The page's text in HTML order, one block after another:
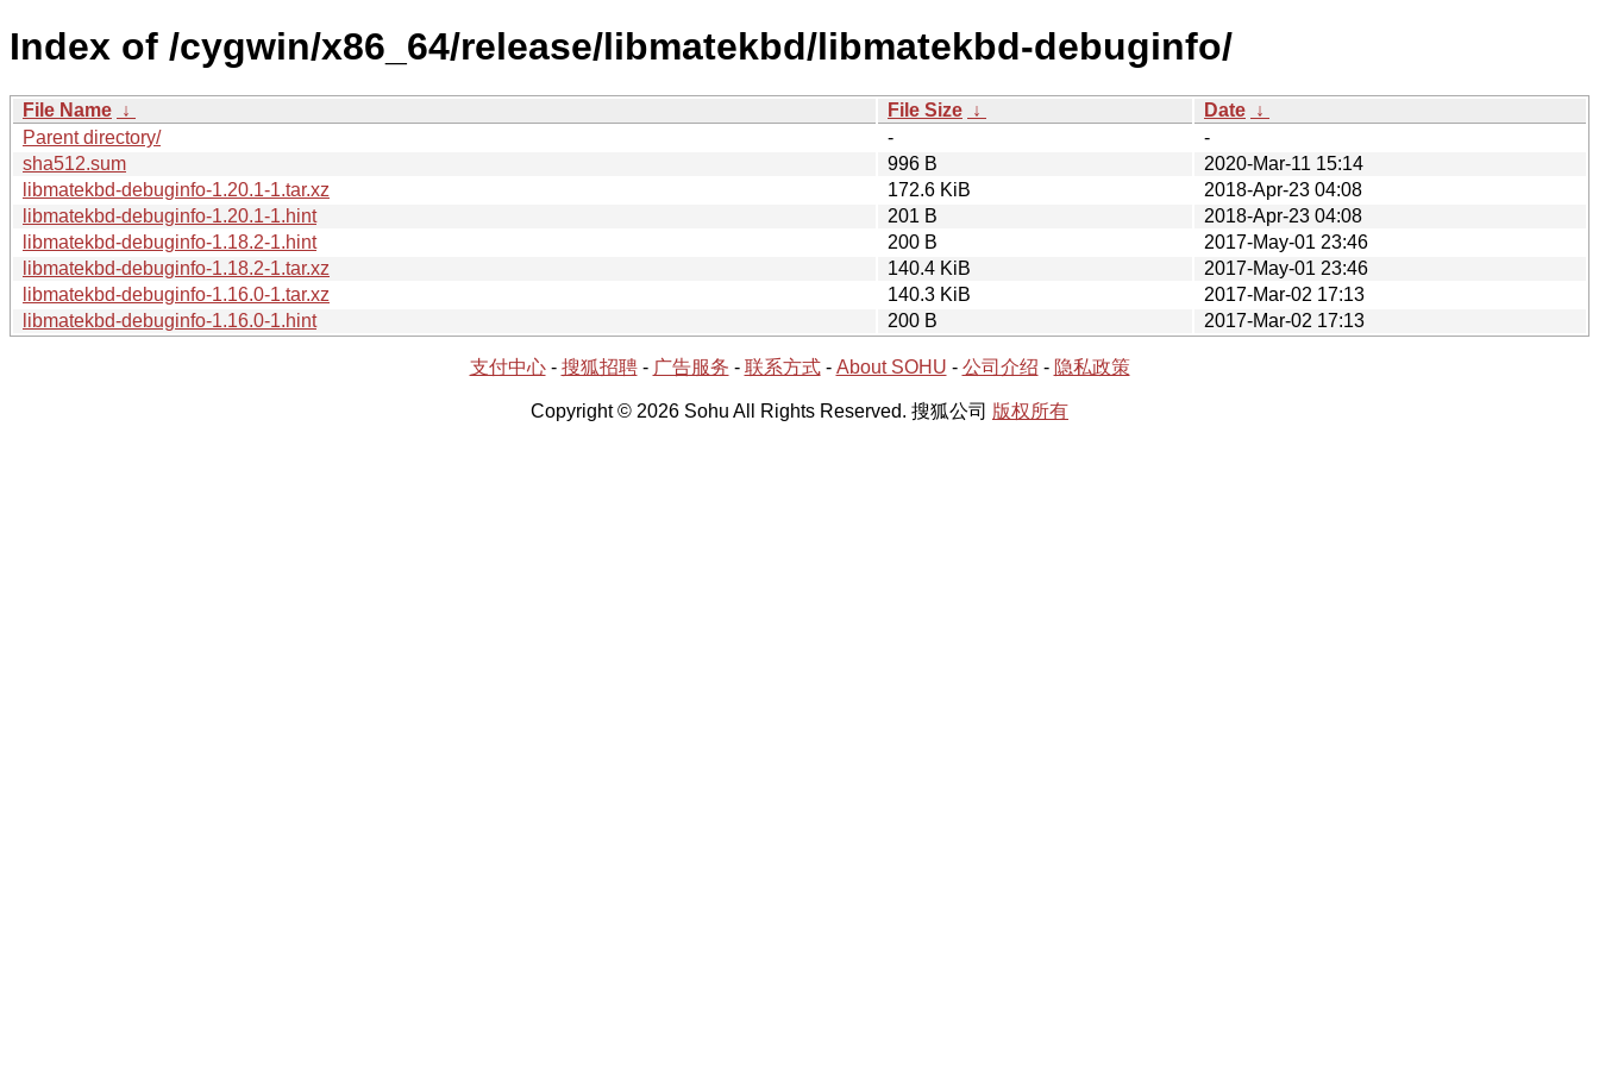
Index of /cygwin/x86_64/release/libmatekbd/libmatekbd-debuginfo/
File Name ↓ File Size ↓ Date ↓
Parent directory/
-
-
sha512.sum
996 B
2020-Mar-11 15:14
libmatekbd-debuginfo-1.20.1-1.tar.xz
172.6 KiB
2018-Apr-23 04:08
libmatekbd-debuginfo-1.20.1-1.hint
201 B
2018-Apr-23 04:08
libmatekbd-debuginfo-1.18.2-1.hint
200 B
2017-May-01 23:46
libmatekbd-debuginfo-1.18.2-1.tar.xz
140.4 KiB
2017-May-01 23:46
libmatekbd-debuginfo-1.16.0-1.tar.xz
140.3 KiB
2017-Mar-02 17:13
libmatekbd-debuginfo-1.16.0-1.hint
200 B 2017-Mar-02 17:13
支付中心- 搜狐招聘- 广告服务 - 联系方式- About SOHU - 公司介绍 - 隐私政策
Copyright © 2026 Sohu All Rights Reserved. 搜狐公司 版权所有